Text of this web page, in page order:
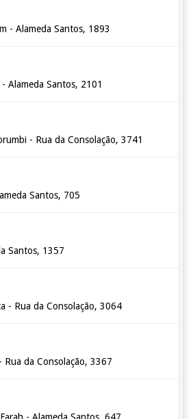
- Alameda Santos, 1893
Alameda Santos, 2101
- Rua da Consolação, 3741
Santos, 705
Santos, 1357
- Rua da Consolação, 3064
Rua da Consolação, 3367